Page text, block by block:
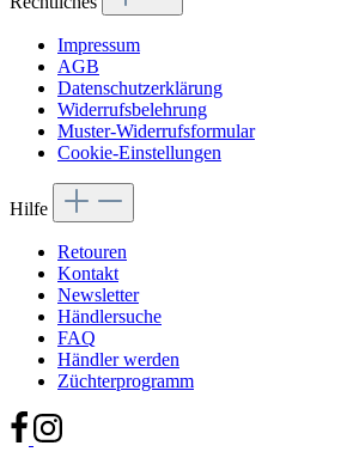
Impressum
AGB
Datenschutzerklärung
Widerrufsbelehrung
Muster-Widerrufsformular
Cookie-Einstellungen
Hilfe
Retouren
Kontakt
Newsletter
Händlersuche
FAQ
Händler werden
Züchterprogramm